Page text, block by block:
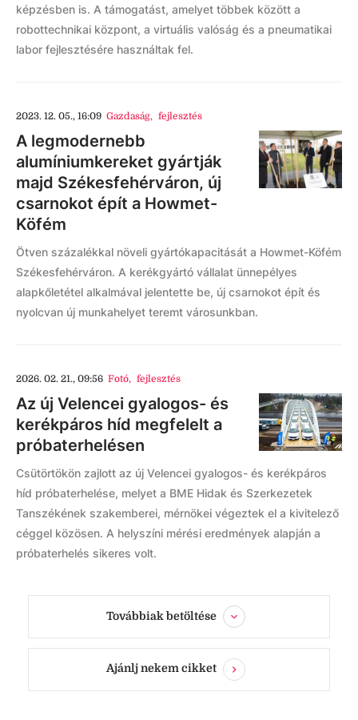
képzésben is. A támogatást, amelyet többek között a
robottechnikai központ, a virtuális valóság és a pneumatikai
labor fejlesztésére használtak fel.
2023. 12. 05., 16:09 Gazdaság, fejlesztés
A legmodernebb
alumíniumkereket gyártják
majd Székesfehérváron, új
csarnokot épít a Howmet-
Köfém
Ötven százalékkal növeli gyártókapacitását a Howmet-Köfém
Székesfehérváron. A kerékgyártó vállalat ünnepélyes
alapkőletétel alkalmával jelentette be, új csarnokot épít és
nyolcvan új munkahelyet teremt városunkban.
2026. 02. 21., 09:56 Fotó, fejlesztés
Az új Velencei gyalogos- és
kerékpáros híd megfelelt a
próbaterhelésen
Csütörtökön zajlott az új Velencei gyalogos- és kerékpáros
híd próbaterhelése, melyet a BME Hidak és Szerkezetek
Tanszékének szakemberei, mérnökei végeztek el a kivitelező
céggel közösen. A helyszíni mérési eredmények alapján a
próbaterhelés sikeres volt.
Továbbiak betöltése
Ajánlj nekem cikket